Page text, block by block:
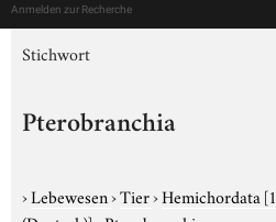
Anmelden zur Recherche
Stichwort
Pterobranchia
›Lebewesen›Tier›Hemichordata